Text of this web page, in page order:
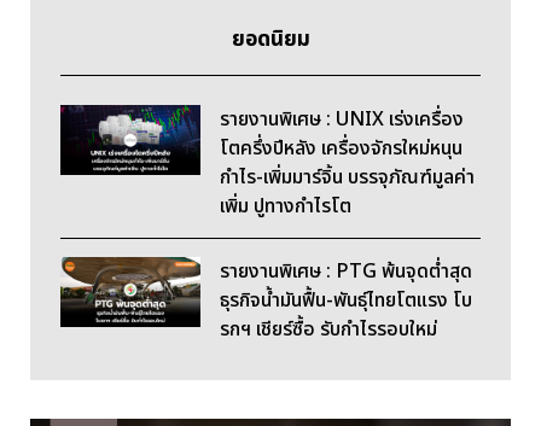
ยอดนิยม
รายงานพิเศษ : UNIX เร่งเครื่อง
โตครึ่งปีหลัง เครื่องจักรใหม่หนุน
กำไร-เพิ่มมาร์จิ้น บรรจุภัณฑ์มูลค่า
เพิ่ม ปูทางกำไรโต
รายงานพิเศษ : PTG พ้นจุดต่ำสุด
ธุรกิจน้ำมันฟื้น-พันธุ์ไทยโตแรง โบ
รกฯ เชียร์ซื้อ รับกำไรรอบใหม่